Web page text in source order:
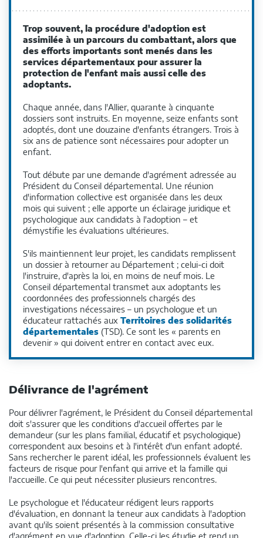
Trop souvent, la procédure d'adoption est
assimilée à un parcours du combattant, alors que
des efforts importants sont menés dans les
services départementaux pour assurer la
protection de l'enfant mais aussi celle des
adoptants.
Chaque année, dans l'Allier, quarante à cinquante
dossiers sont instruits. En moyenne, seize enfants sont
adoptés, dont une douzaine d'enfants étrangers. Trois à
six ans de patience sont nécessaires pour adopter un
enfant.
Tout débute par une demande d'agrément adressée au
Président du Conseil départemental. Une réunion
d'information collective est organisée dans les deux
mois qui suivent ; elle apporte un éclairage juridique et
psychologique aux candidats à l'adoption – et
démystifie les évaluations ultérieures.
S'ils maintiennent leur projet, les candidats remplissent
un dossier à retourner au Département ; celui-ci doit
l'instruire, d'après la loi, en moins de neuf mois. Le
Conseil départemental transmet aux adoptants les
coordonnées des professionnels chargés des
investigations nécessaires – un psychologue et un
éducateur rattachés aux Territoires des solidarités
départementales (TSD). Ce sont les « parents en
devenir » qui doivent entrer en contact avec eux.
Délivrance de l'agrément
Pour délivrer l'agrément, le Président du Conseil départemental
doit s'assurer que les conditions d'accueil offertes par le
demandeur (sur les plans familial, éducatif et psychologique)
correspondent aux besoins et à l'intérêt d'un enfant adopté.
Sans rechercher le parent idéal, les professionnels évaluent les
facteurs de risque pour l'enfant qui arrive et la famille qui
l'accueille. Ce qui peut nécessiter plusieurs rencontres.
Le psychologue et l'éducateur rédigent leurs rapports
d'évaluation, en donnant la teneur aux candidats à l'adoption
avant qu'ils soient présentés à la commission consultative
d'agrément en vue d'adoption. Celle-ci les étudie et rend un